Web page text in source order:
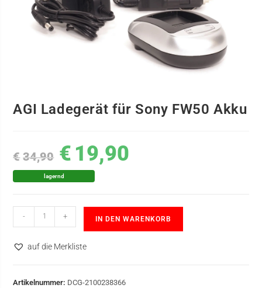
AGI Ladegerät für Sony FW50 Akku
€ 34,90 € 19,90
lagernd
- + IN DEN WARENKORB
auf die Merkliste
Artikelnummer: DCG-2100238366